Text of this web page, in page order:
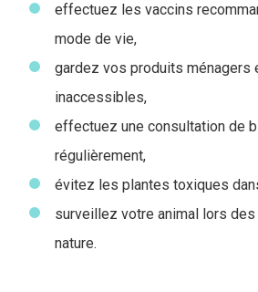
effectuez les vaccins
mode de vie,
gardez vos produits ménagers
inaccessibles,
effectuez une consultation de
régulièrement,
évitez les plantes toxiques
surveillez votre animal lors
nature.